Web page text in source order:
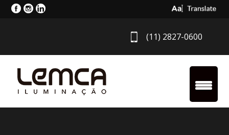
Select
(11) 2827-0600